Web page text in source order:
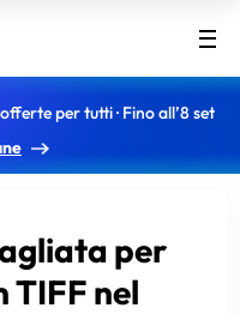
per tutti · Fino all’8 set
per
TIFF nel